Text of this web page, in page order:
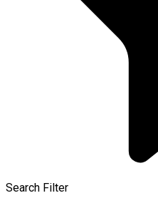
Search Filter